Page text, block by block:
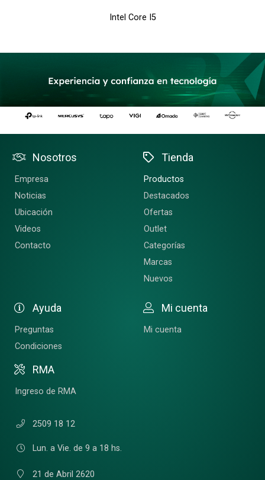
Intel Core I5
Nosotros
Empresa
Noticias
Ubicación
Videos
Contacto
Tienda
Productos
Destacados
Ofertas
Outlet
Categorías
Marcas
Nuevos
Ayuda
Preguntas
Condiciones
RMA
Ingreso de RMA
Mi cuenta
Mi cuenta
2509 18 12
Lun. a Vie. de 9 a 18 hs.
21 de Abril 2620